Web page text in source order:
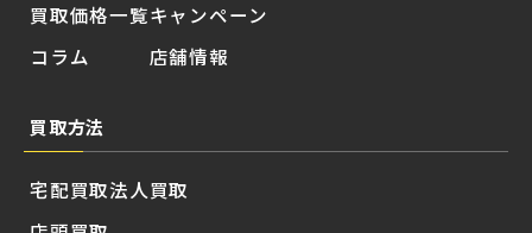
買取価格一覧
コラム
キャンペーン
店舗情報
買取方法
宅配買取法人買取